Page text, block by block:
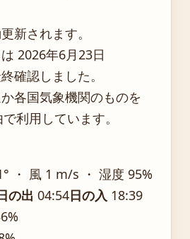
新されます。
2026年6月23日
確認しました。
各国気象機関のものを
利用しています。
・ 風 1 m/s ・ 湿度 95%
の出 04:54日の入 18:39